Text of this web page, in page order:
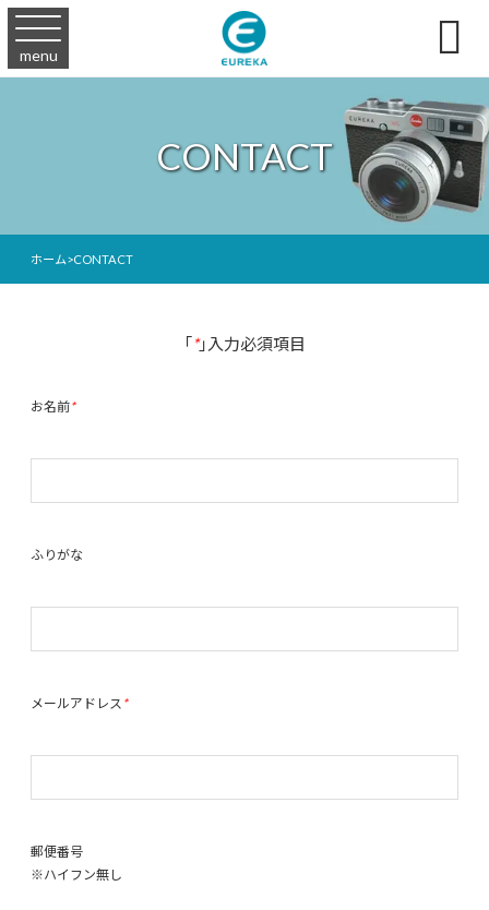
menu 
CONTACT
ホーム>CONTACT
「*」入力必須項目
お名前*
ふりがな
メールアドレス*
郵便番号
※ハイフン無し